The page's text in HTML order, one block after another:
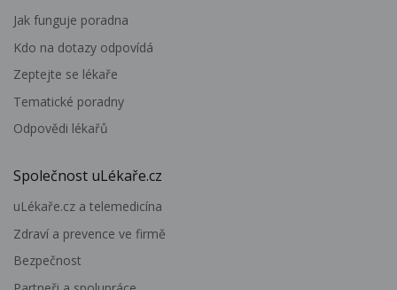
Jak funguje poradna
Kdo na dotazy odpovídá
Zeptejte se lékaře
Tematické poradny
Odpovědi lékařů
Společnost uLékaře.cz
uLékaře.cz a telemedicína
Zdraví a prevence ve firmě
Bezpečnost